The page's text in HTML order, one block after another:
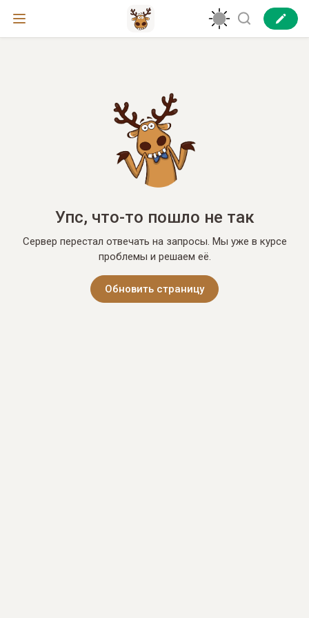
Упс, что-то пошло не так
Сервер перестал отвечать на запросы. Мы уже в курсе
проблемы и решаем её.
Обновить страницу